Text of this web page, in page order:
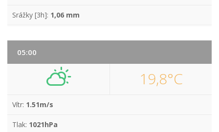
Srážky [3h]: 1,06 mm
05:00
19,8°C
Vítr: 1.51m/s
Tlak: 1021hPa